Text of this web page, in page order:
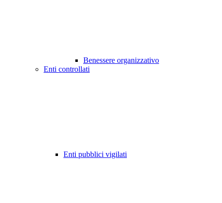
Benessere organizzativo
Enti controllati
Enti pubblici vigilati